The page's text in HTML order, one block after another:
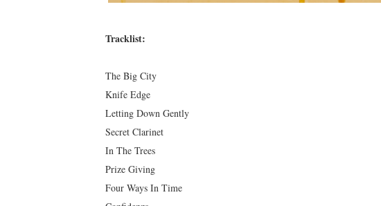
Tracklist:
The Big City
Knife Edge
Letting Down Gently
Secret Clarinet
In The Trees
Prize Giving
Four Ways In Time